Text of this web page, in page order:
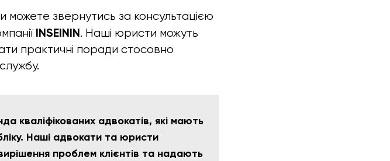
можете звернутись за консультацією
INSEININ. Наші юристи можуть
практичні поради стосовно
кваліфікованих адвокатів, які мають
Наші адвокати та юристи
проблем клієнтів та надають